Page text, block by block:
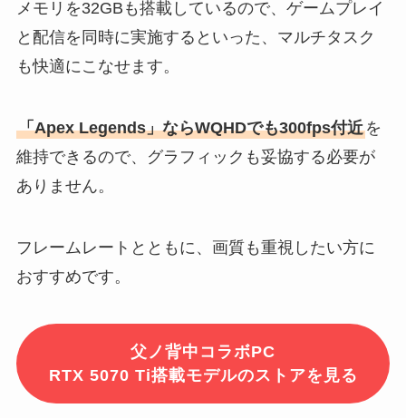
メモリを32GBも搭載しているので、ゲームプレイ
と配信を同時に実施するといった、マルチタスク
も快適にこなせます。
「Apex Legends」ならWQHDでも300fps付近を
維持できるので、グラフィックも妥協する必要が
ありません。
フレームレートとともに、画質も重視したい方に
おすすめです。
父ノ背中コラボPC
RTX 5070 Ti搭載モデルのストアを見る